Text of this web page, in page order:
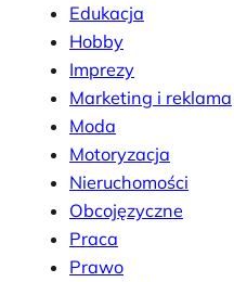
Edukacja
Hobby
Imprezy
Marketing i reklama
Moda
Motoryzacja
Nieruchomości
Obcojęzyczne
Praca
Prawo